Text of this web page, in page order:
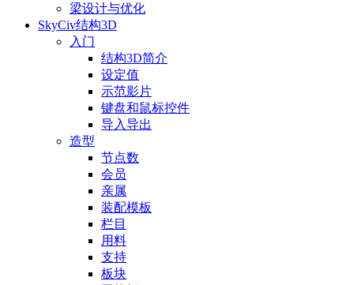
梁设计与优化
SkyCiv结构3D
入门
结构3D简介
设定值
示范影片
键盘和鼠标控件
导入导出
造型
节点数
会员
亲属
装配模板
栏目
用料
支持
板块